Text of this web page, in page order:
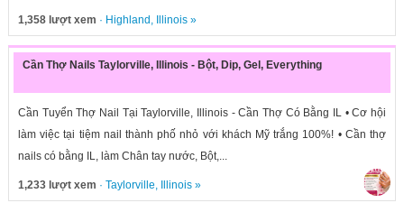
1,358 lượt xem · Highland , Illinois»
Cần Thợ Nails Taylorville, Illinois - Bột, Dip, Gel, Everything
Cần Tuyển Thợ Nail Tại Taylorville, Illinois - Cần Thợ Có Bằng IL • Cơ hội
làm việc tại tiệm nail thành phố nhỏ với khách Mỹ trắng 100%! • Cần thợ
nails có bằng IL, làm Chân tay nước, Bột,...
1,233 lượt xem · Taylorville, Illinois»